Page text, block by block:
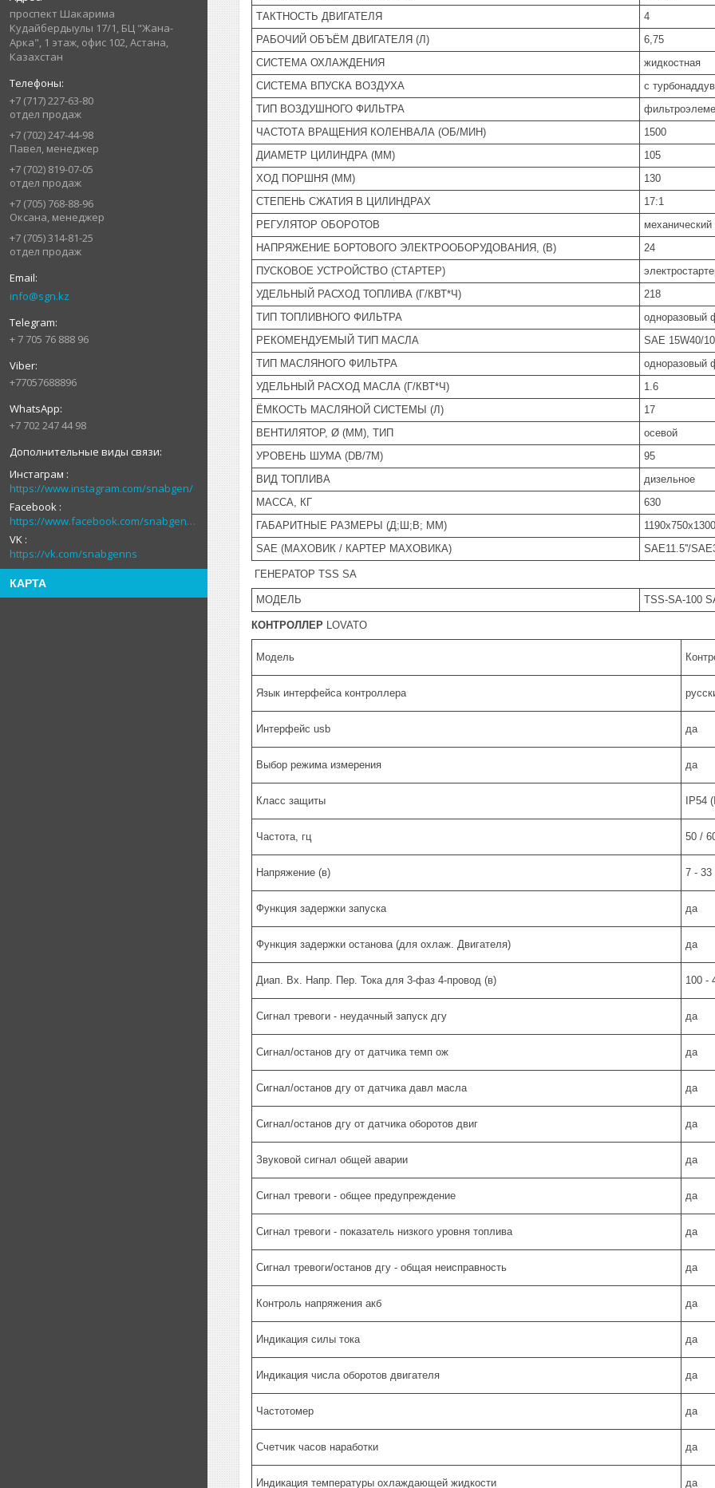
проспект Шакарима
Кудайбердыулы 17/1, БЦ "Жана-
Арка", 1 этаж, офис 102, Астана,
Казахстан
+7 (717) 227-63-80
отдел продаж
+7 (702) 247-44-98
Павел, менеджер
+7 (702) 819-07-05
отдел продаж
+7 (705) 768-88-96
Оксана, менеджер
+7 (705) 314-81-25
отдел продаж
info@sgn.kz
+ 7 705 76 888 96
+77057688896
+7 702 247 44 98
Инстаграм
https://www.instagram.com/snabgen/
Facebook
https://www.facebook.com/snabgenNS
VK
https://vk.com/snabgenns
КАРТА
ТАКТНОСТЬ ДВИГАТЕЛЯ
4
РАБОЧИЙ ОБЪЁМ ДВИГАТЕЛЯ (Л)
6,75
СИСТЕМА ОХЛАЖДЕНИЯ
жидкостная
СИСТЕМА ВПУСКА ВОЗДУХА
с
ТИП ВОЗДУШНОГО ФИЛЬТРА
ЧАСТОТА ВРАЩЕНИЯ КОЛЕНВАЛА (ОБ/МИН)
1500
ДИАМЕТР ЦИЛИНДРА (ММ)
105
ХОД ПОРШНЯ (ММ)
130
СТЕПЕНЬ СЖАТИЯ В ЦИЛИНДРАХ
17:1
РЕГУЛЯТОР ОБОРОТОВ
механический
НАПРЯЖЕНИЕ БОРТОВОГО ЭЛЕКТРООБОРУДОВАНИЯ, (В)
24
ПУСКОВОЕ УСТРОЙСТВО (СТАРТЕР)
УДЕЛЬНЫЙ РАСХОД ТОПЛИВА (Г/КВТ*Ч)
218
ТИП ТОПЛИВНОГО ФИЛЬТРА
одноразовый
РЕКОМЕНДУЕМЫЙ ТИП МАСЛА
SAE 15W40/
ТИП МАСЛЯНОГО ФИЛЬТРА
одноразовый
УДЕЛЬНЫЙ РАСХОД МАСЛА (Г/КВТ*Ч)
1.6
ЁМКОСТЬ МАСЛЯНОЙ СИСТЕМЫ (Л)
17
ВЕНТИЛЯТОР, Ø (ММ), ТИП
осевой
УРОВЕНЬ ШУМА (DB/7М)
95
ВИД ТОПЛИВА
дизельное
МАССА, КГ
630
ГАБАРИТНЫЕ РАЗМЕРЫ (Д;Ш;В; ММ)
1190x750x1300
SAE (МАХОВИК / КАРТЕР МАХОВИКА)
SAE11.5''/
ГЕНЕРАТОР TSS SA
МОДЕЛЬ TSS-SA-100
КОНТРОЛЛЕР LOVATO
Модель
Язык интерфейса контроллера
Интерфейс usb да
Выбор режима измерения да
Класс защиты IP54
Частота, гц 50 /
Напряжение (в) 7 - 33
Функция задержки запуска да
Функция задержки останова (для охлаж. Двигателя) да
Диап. Вх. Напр. Пер. Тока для 3-фаз 4-провод (в) 100 -
Сигнал тревоги - неудачный запуск дгу да
Сигнал/останов дгу от датчика темп ож да
Сигнал/останов дгу от датчика давл масла да
Сигнал/останов дгу от датчика оборотов двиг да
Звуковой сигнал общей аварии да
Сигнал тревоги - общее предупреждение да
Сигнал тревоги - показатель низкого уровня топлива да
Сигнал тревоги/останов дгу - общая неисправность да
Контроль напряжения акб да
Индикация силы тока да
Индикация числа оборотов двигателя да
Частотомер да
Счетчик часов наработки да
Индикация температуры охлаждающей жидкости да